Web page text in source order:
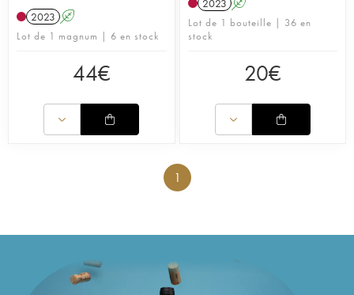
2023 A
Lot de 1 magnum | 6 en stock
44€
2023 A
Lot de 1 bouteille | 36 en
stock
20€
1